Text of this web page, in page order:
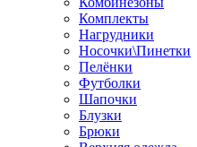
Комплекты
Нагрудники
Носочки\Пинетки
Пелёнки
Футболки
Шапочки
Блузки
Брюки